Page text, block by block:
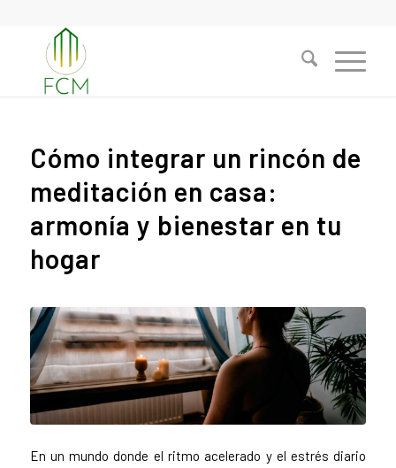
Cómo integrar un rincón de
meditación en casa:
armonía y bienestar en tu
hogar
En un mundo donde el ritmo acelerado y el estrés diario